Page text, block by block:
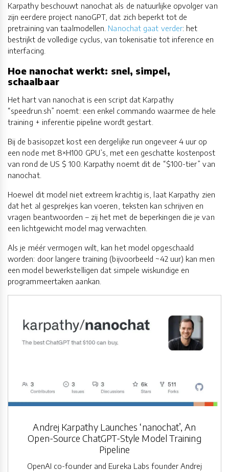
Karpathy beschouwt nanochat als de natuurlijke opvolger van
zijn eerdere project nanoGPT, dat zich beperkt tot de
pretraining van taalmodellen. Nanochat gaat verder: het
bestrijkt de volledige cyclus, van tokenisatie tot inference en
interfacing.
Hoe nanochat werkt: snel, simpel,
schaalbaar
Het hart van nanochat is een script dat Karpathy
“speedrun.sh” noemt: een enkel commando waarmee de hele
training + inferentie pipeline wordt gestart.
Bij de basisopzet kost een dergelijke run ongeveer 4 uur op
een node met 8×H100 GPU’s, met een geschatte kostenpost
van rond de US $ 100. Karpathy noemt dit de “$100-tier” van
nanochat.
Hoewel dit model niet extreem krachtig is, laat Karpathy zien
dat het al gesprekjes kan voeren, teksten kan schrijven en
vragen beantwoorden – zij het met de beperkingen die je van
een lichtgewicht model mag verwachten.
Als je méér vermogen wilt, kan het model opgeschaald
worden: door langere training (bijvoorbeeld ~42 uur) kan men
een model bewerkstelligen dat simpele wiskundige en
programmeertaken aankan.
Andrej Karpathy Launches ‘nanochat’, An
Open-Source ChatGPT-Style Model Training
Pipeline
OpenAI co-founder and Eureka Labs founder Andrej